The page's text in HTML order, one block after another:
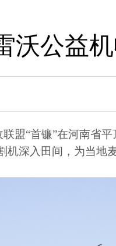
沃公益
盟“首镰”在河南省
机深入田间，为当地